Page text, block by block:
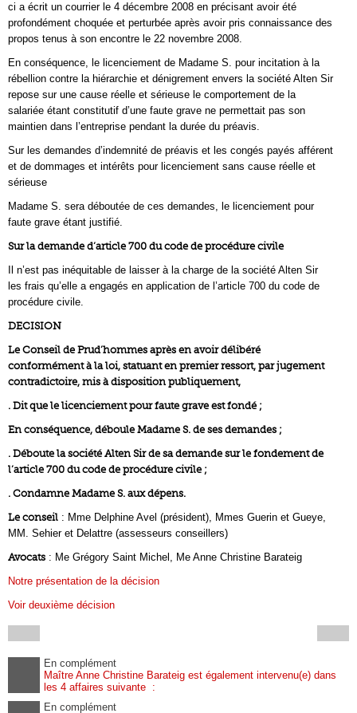
ci a écrit un courrier le 4 décembre 2008 en précisant avoir été
profondément choquée et perturbée après avoir pris connaissance des
propos tenus à son encontre le 22 novembre 2008.
En conséquence, le licenciement de Madame S. pour incitation à la
rébellion contre la hiérarchie et dénigrement envers la société Alten Sir
repose sur une cause réelle et sérieuse le comportement de la
salariée étant constitutif d’une faute grave ne permettait pas son
maintien dans l’entreprise pendant la durée du préavis.
Sur les demandes d’indemnité de préavis et les congés payés afférent
et de dommages et intérêts pour licenciement sans cause réelle et
sérieuse
Madame S. sera déboutée de ces demandes, le licenciement pour
faute grave étant justifié.
Sur la demande d’article 700 du code de procédure civile
Il n’est pas inéquitable de laisser à la charge de la société Alten Sir
les frais qu’elle a engagés en application de l’article 700 du code de
procédure civile.
DECISION
Le Conseil de Prud’hommes après en avoir délibéré
conformément à la loi, statuant en premier ressort, par jugement
contradictoire, mis à disposition publiquement,
. Dit que le licenciement pour faute grave est fondé ;
En conséquence, déboule Madame S. de ses demandes ;
. Déboute la société Alten Sir de sa demande sur le fondement de
l’article 700 du code de procédure civile ;
. Condamne Madame S. aux dépens.
Le conseil : Mme Delphine Avel (président), Mmes Guerin et Gueye,
MM. Sehier et Delattre (assesseurs conseillers)
Avocats : Me Grégory Saint Michel, Me Anne Christine Barateig
Notre présentation de la décision
Voir deuxième décision
En complément
Maître Anne Christine Barateig est également intervenu(e) dans
les 4 affaires suivante :
En complément